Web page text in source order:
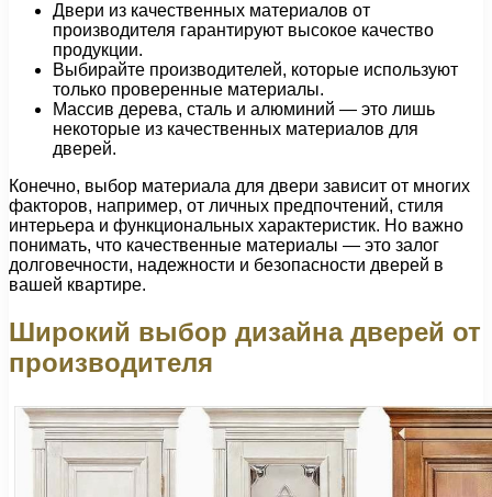
Двери из качественных материалов от
производителя гарантируют высокое качество
продукции.
Выбирайте производителей, которые используют
только проверенные материалы.
Массив дерева, сталь и алюминий — это лишь
некоторые из качественных материалов для
дверей.
Конечно, выбор материала для двери зависит от многих
факторов, например, от личных предпочтений, стиля
интерьера и функциональных характеристик. Но важно
понимать, что качественные материалы — это залог
долговечности, надежности и безопасности дверей в
вашей квартире.
Широкий выбор дизайна дверей от
производителя